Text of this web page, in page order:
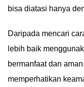
bisa diatasi hanya
Daripada mencari
lebih baik
bermanfaat dan
memperhatikan